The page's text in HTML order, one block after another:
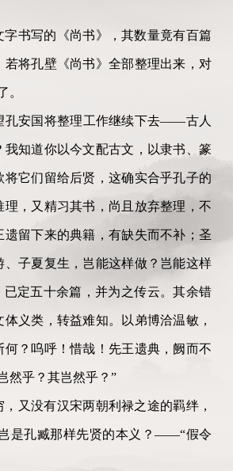
书写的《尚书》，其数量竟有百篇
将孔壁《尚书》全部整理出来，对
。
孔安国将整理工作继续下去——古人
知道你以今文配古文，以隶书、篆
它们留给后贤，这确实合乎孔子的
，又精习其书，尚且放弃整理，不
留下来的典籍，有缺失而不补；圣
子夏复生，岂能这样做？岂能这样
定五十余篇，并为之传云。其余错
义类，转益难知。以弟博洽温敏，
？呜呼！惜哉！先王遗典，阙而不
然乎？其岂然乎？”
又没有汉宋两朝利禄之途的羁绊，
是孔臧那样先贤的本义？——“假令